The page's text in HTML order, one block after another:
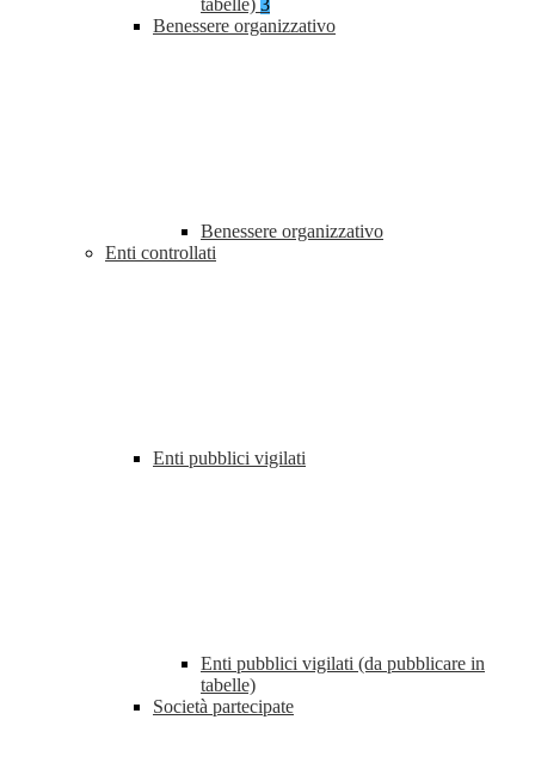
tabelle) 3
Benessere organizzativo
Benessere organizzativo
Enti controllati
Enti pubblici vigilati
Enti pubblici vigilati (da pubblicare in
tabelle)
Società partecipate